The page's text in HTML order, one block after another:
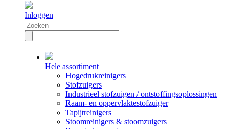
Inloggen
Hele assortiment
Hogedrukreinigers
Stofzuigers
Industrieel stofzuigen / ontstoffingsoplossingen
Raam- en oppervlaktestofzuiger
Tapijtreinigers
Stoomreinigers & stoomzuigers